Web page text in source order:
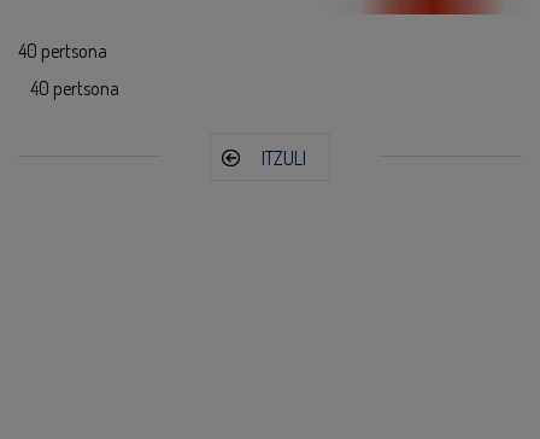
40 pertsona
40 pertsona
ITZULI